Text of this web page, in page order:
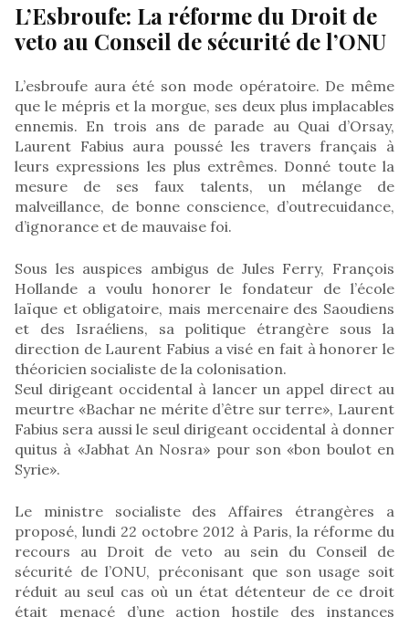
L’Esbroufe: La réforme du Droit de
veto au Conseil de sécurité de l’ONU
L’esbroufe aura été son mode opératoire. De même
que le mépris et la morgue, ses deux plus implacables
ennemis. En trois ans de parade au Quai d’Orsay,
Laurent Fabius aura poussé les travers français à
leurs expressions les plus extrêmes. Donné toute la
mesure de ses faux talents, un mélange de
malveillance, de bonne conscience, d’outrecuidance,
d’ignorance et de mauvaise foi.
Sous les auspices ambigus de Jules Ferry, François
Hollande a voulu honorer le fondateur de l’école
laïque et obligatoire, mais mercenaire des Saoudiens
et des Israéliens, sa politique étrangère sous la
direction de Laurent Fabius a visé en fait à honorer le
théoricien socialiste de la colonisation.
Seul dirigeant occidental à lancer un appel direct au
meurtre «Bachar ne mérite d’être sur terre», Laurent
Fabius sera aussi le seul dirigeant occidental à donner
quitus à «Jabhat An Nosra» pour son «bon boulot en
Syrie».
Le ministre socialiste des Affaires étrangères a
proposé, lundi 22 octobre 2012 à Paris, la réforme du
recours au Droit de veto au sein du Conseil de
sécurité de l’ONU, préconisant que son usage soit
réduit au seul cas où un état détenteur de ce droit
était menacé d’une action hostile des instances